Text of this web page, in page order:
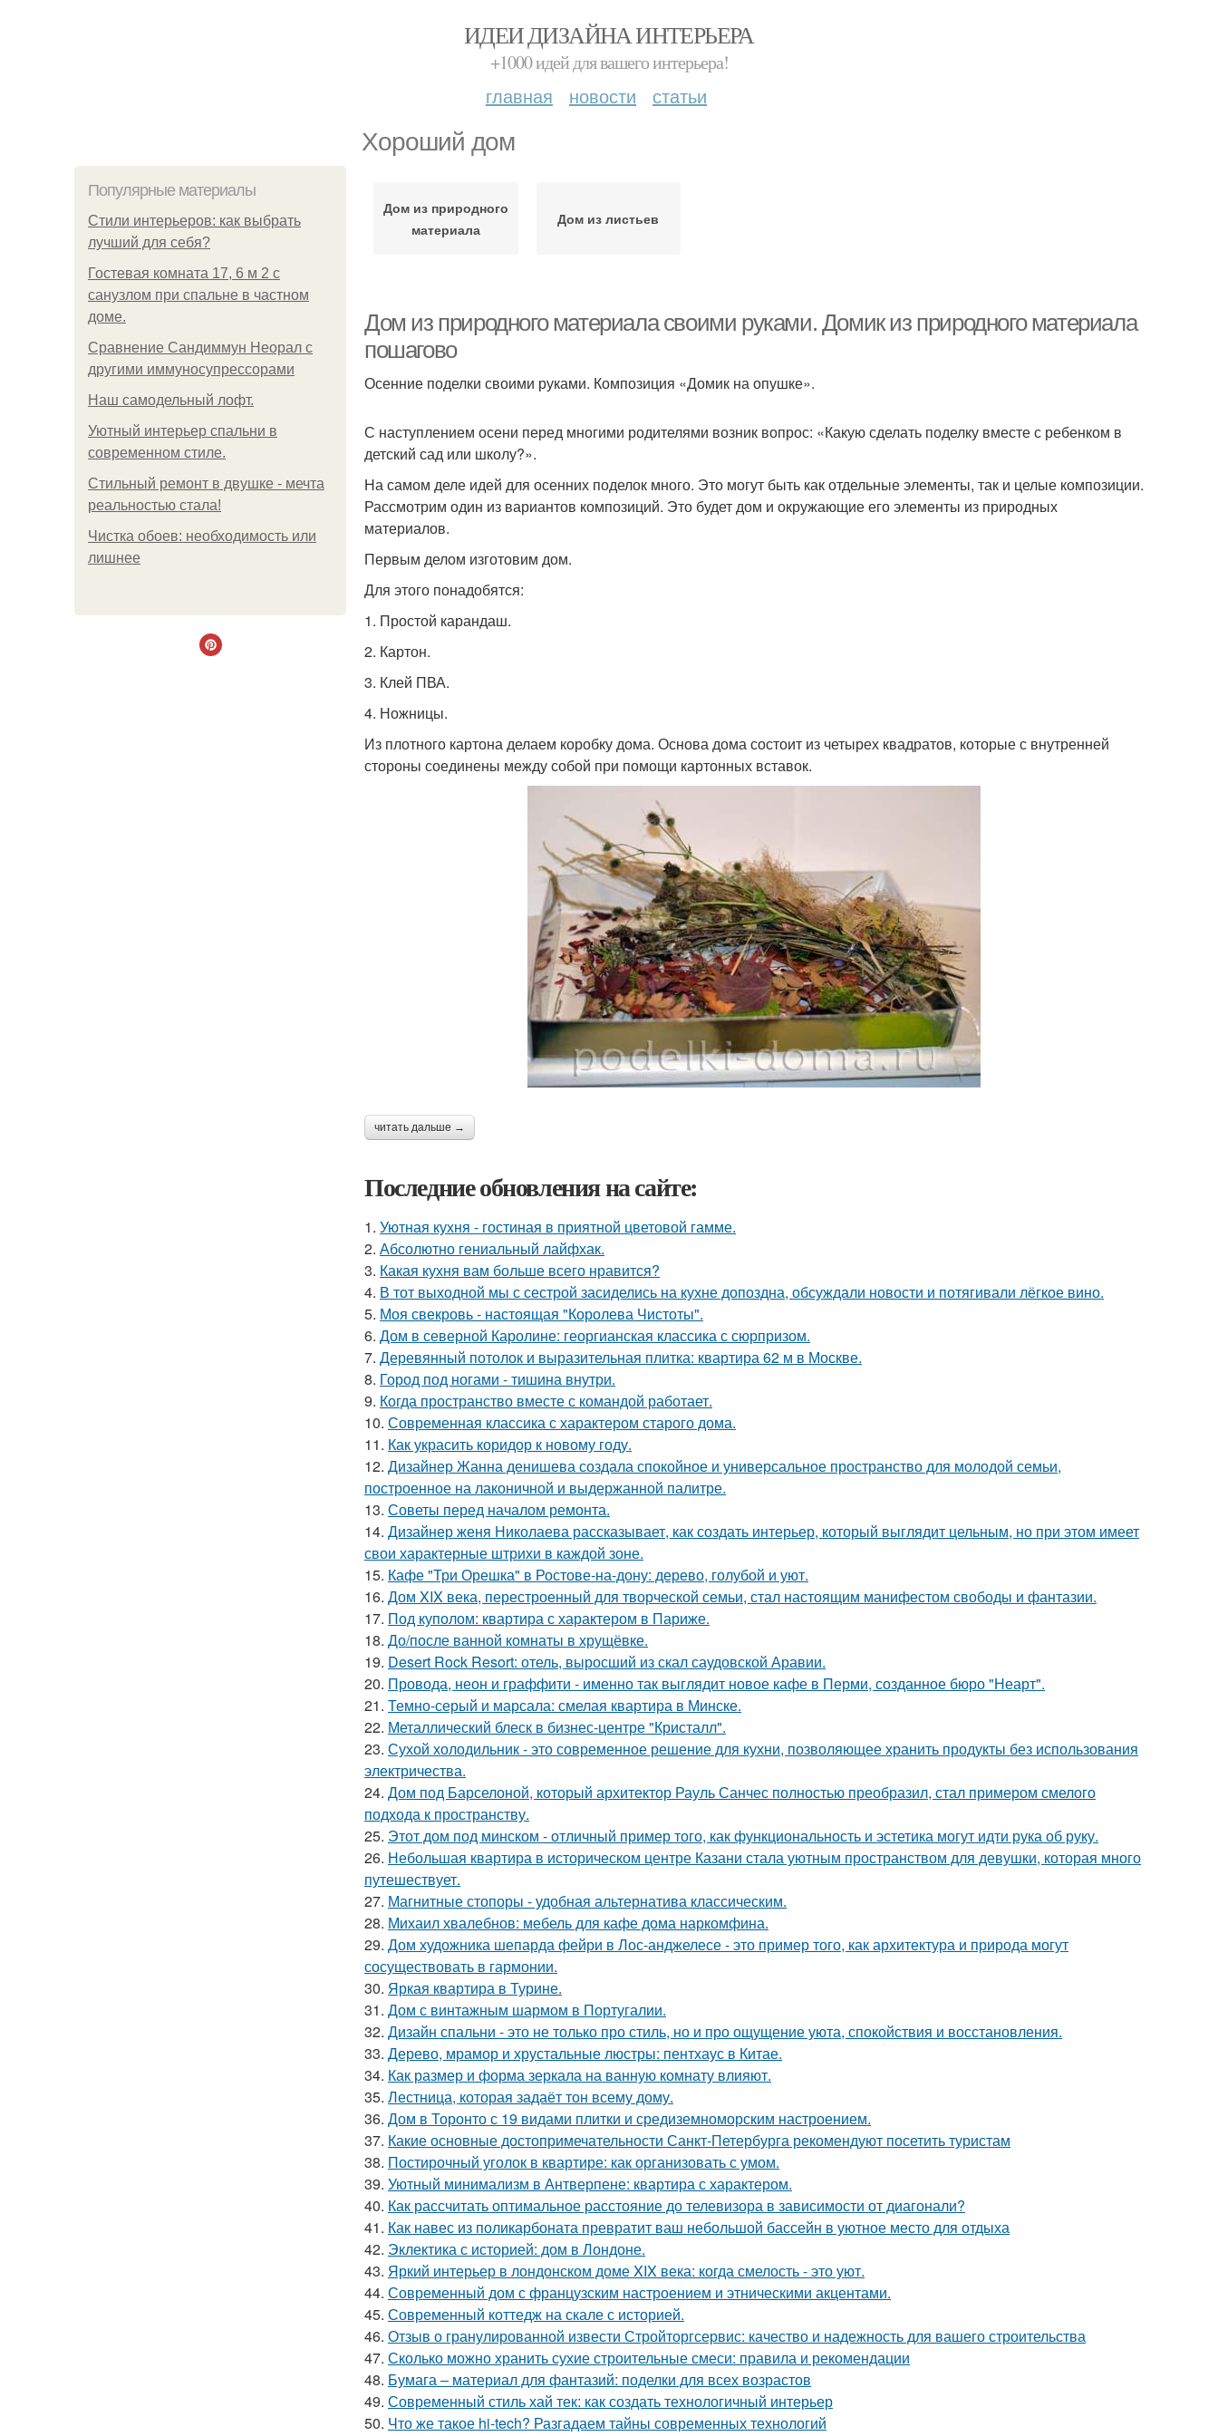
ИДЕИ ДИЗАЙНА ИНТЕРЬЕРА
+1000 идей для вашего интерьера!
главная новости статьи
Хороший дом
Популярные материалы
Стили интерьеров: как выбрать
лучший для себя?
Гостевая комната 17, 6 м 2 с
санузлом при спальне в частном
доме.
Сравнение Сандиммун Неорал с
другими иммуносупрессорами
Наш самодельный лофт.
Уютный интерьер спальни в
современном стиле.
Стильный ремонт в двушке - мечта
реальностью стала!
Чистка обоев: необходимость или
лишнее
Дом из природного
материала
Дом из листьев
Дом из природного материала своими руками. Домик из природного материала
пошагово
Осенние поделки своими руками. Композиция «Домик на опушке».
С наступлением осени перед многими родителями возник вопрос: «Какую сделать поделку вместе с ребенком в
детский сад или школу?».
На самом деле идей для осенних поделок много. Это могут быть как отдельные элементы, так и целые композиции.
Рассмотрим один из вариантов композиций. Это будет дом и окружающие его элементы из природных
материалов.
Первым делом изготовим дом.
Для этого понадобятся:
1. Простой карандаш.
2. Картон.
3. Клей ПВА.
4. Ножницы.
Из плотного картона делаем коробку дома. Основа дома состоит из четырех квадратов, которые с внутренней
стороны соединены между собой при помощи картонных вставок.
читать дальше →
Последние обновления на сайте:
1. Уютная кухня - гостиная в приятной цветовой гамме.
2. Абсолютно гениальный лайфхак.
3. Какая кухня вам больше всего нравится?
4. В тот выходной мы с сестрой засиделись на кухне допоздна, обсуждали новости и потягивали лёгкое вино.
5. Моя свекровь - настоящая "Королева Чистоты".
6. Дом в северной Каролине: георгианская классика с сюрпризом.
7. Деревянный потолок и выразительная плитка: квартира 62 м в Москве.
8. Город под ногами - тишина внутри.
9. Когда пространство вместе с командой работает.
10. Современная классика с характером старого дома.
11. Как украсить коридор к новому году.
12. Дизайнер Жанна денишева создала спокойное и универсальное пространство для молодой семьи,
построенное на лаконичной и выдержанной палитре.
13. Советы перед началом ремонта.
14. Дизайнер женя Николаева рассказывает, как создать интерьер, который выглядит цельным, но при этом имеет
свои характерные штрихи в каждой зоне.
15. Кафе "Три Орешка" в Ростове-на-дону: дерево, голубой и уют.
16. Дом XIX века, перестроенный для творческой семьи, стал настоящим манифестом свободы и фантазии.
17. Под куполом: квартира с характером в Париже.
18. До/после ванной комнаты в хрущёвке.
19. Desert Rock Resort: отель, выросший из скал саудовской Аравии.
20. Провода, неон и граффити - именно так выглядит новое кафе в Перми, созданное бюро "Неарт".
21. Темно-серый и марсала: смелая квартира в Минске.
22. Металлический блеск в бизнес-центре "Кристалл".
23. Сухой холодильник - это современное решение для кухни, позволяющее хранить продукты без использования
электричества.
24. Дом под Барселоной, который архитектор Рауль Санчес полностью преобразил, стал примером смелого
подхода к пространству.
25. Этот дом под минском - отличный пример того, как функциональность и эстетика могут идти рука об руку.
26. Небольшая квартира в историческом центре Казани стала уютным пространством для девушки, которая много
путешествует.
27. Магнитные стопоры - удобная альтернатива классическим.
28. Михаил хвалебнов: мебель для кафе дома наркомфина.
29. Дом художника шепарда фейри в Лос-анджелесе - это пример того, как архитектура и природа могут
сосуществовать в гармонии.
30. Яркая квартира в Турине.
31. Дом с винтажным шармом в Португалии.
32. Дизайн спальни - это не только про стиль, но и про ощущение уюта, спокойствия и восстановления.
33. Дерево, мрамор и хрустальные люстры: пентхаус в Китае.
34. Как размер и форма зеркала на ванную комнату влияют.
35. Лестница, которая задаёт тон всему дому.
36. Дом в Торонто с 19 видами плитки и средиземноморским настроением.
37. Какие основные достопримечательности Санкт-Петербурга рекомендуют посетить туристам
38. Постирочный уголок в квартире: как организовать с умом.
39. Уютный минимализм в Антверпене: квартира с характером.
40. Как рассчитать оптимальное расстояние до телевизора в зависимости от диагонали?
41. Как навес из поликарбоната превратит ваш небольшой бассейн в уютное место для отдыха
42. Эклектика с историей: дом в Лондоне.
43. Яркий интерьер в лондонском доме XIX века: когда смелость - это уют.
44. Современный дом с французским настроением и этническими акцентами.
45. Современный коттедж на скале с историей.
46. Отзыв о гранулированной извести Стройторгсервис: качество и надежность для вашего строительства
47. Сколько можно хранить сухие строительные смеси: правила и рекомендации
48. Бумага – материал для фантазий: поделки для всех возрастов
49. Современный стиль хай тек: как создать технологичный интерьер
50. Что же такое hi-tech? Разгадаем тайны современных технологий